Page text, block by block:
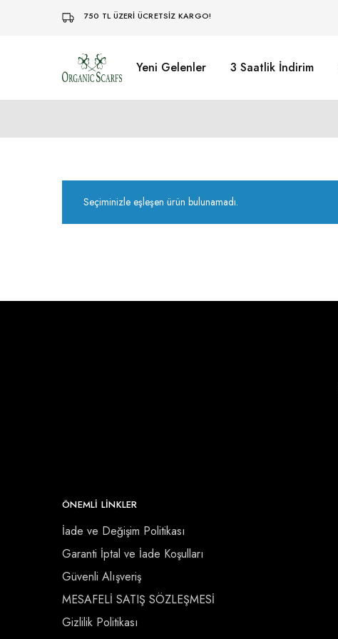
750 TL ÜZERİ ÜCRETSİZ KARGO!
Organikscarf Yeni Gelenler 3 Saatlik İndirim
Seçiminizle eşleşen ürün bulunamadı.
ÖNEMLI LINKLER
İade ve Değişim Politikası
Garanti İptal ve İade Koşulları
Güvenli Alışveriş
MESAFELİ SATIŞ SÖZLEŞMESİ
Gizlilik Politikası